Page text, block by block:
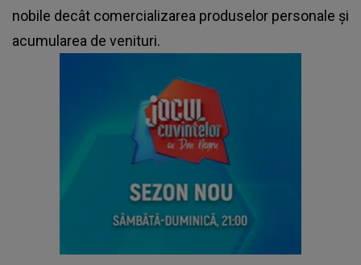
nobile decât comercializarea produselor personale și
acumularea de venituri.